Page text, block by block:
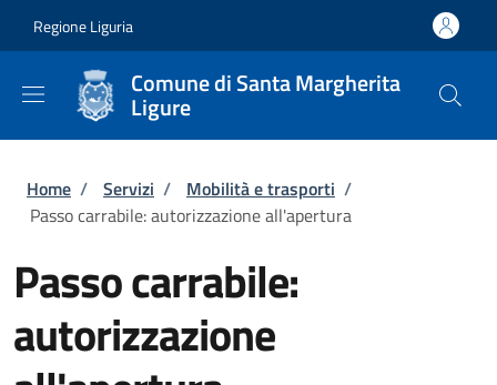
Regione Liguria
Comune di Santa Margherita
Ligure
Briciole di pane
Home / Servizi / Mobilità e trasporti /
Passo carrabile: autorizzazione all'apertura
Passo carrabile:
autorizzazione